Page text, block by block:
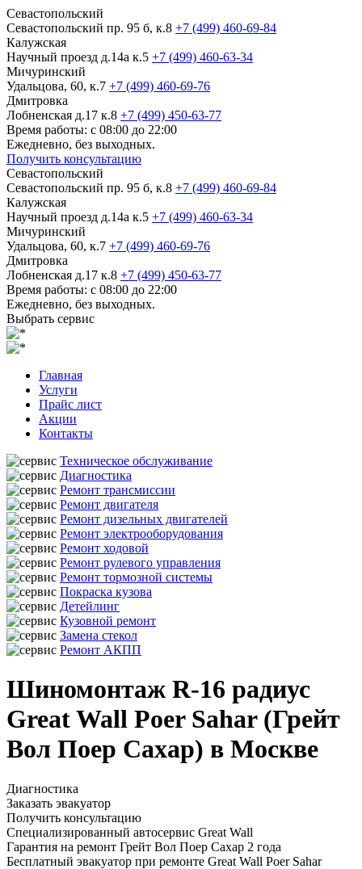
Севастопольский
Севастопольский пр. 95 б, к.8 +7 (499) 460-69-84
Калужская
Научный проезд д.14а к.5 +7 (499) 460-63-34
Мичуринский
Удальцова, 60, к.7 +7 (499) 460-69-76
Дмитровка
Лобненская д.17 к.8 +7 (499) 450-63-77
Время работы: с 08:00 до 22:00
Ежедневно, без выходных.
Получить консультацию
Севастопольский
Севастопольский пр. 95 б, к.8 +7 (499) 460-69-84
Калужская
Научный проезд д.14а к.5 +7 (499) 460-63-34
Мичуринский
Удальцова, 60, к.7 +7 (499) 460-69-76
Дмитровка
Лобненская д.17 к.8 +7 (499) 450-63-77
Время работы: с 08:00 до 22:00
Ежедневно, без выходных.
Выбрать сервис
Главная
Услуги
Прайс лист
Акции
Контакты
Техническое обслуживание
Диагностика
Ремонт трансмиссии
Ремонт двигателя
Ремонт дизельных двигателей
Ремонт электрооборудования
Ремонт ходовой
Ремонт рулевого управления
Ремонт тормозной системы
Покраска кузова
Детейлинг
Кузовной ремонт
Замена стекол
Ремонт АКПП
Шиномонтаж R-16 радиус
Great Wall Poer Sahar (Грейт
Вол Поер Сахар) в Москве
Диагностика
Заказать эвакуатор
Получить консультацию
Специализированный автосервис Great Wall
Гарантия на ремонт Грейт Вол Поер Сахар 2 года
Бесплатный эвакуатор при ремонте Great Wall Poer Sahar